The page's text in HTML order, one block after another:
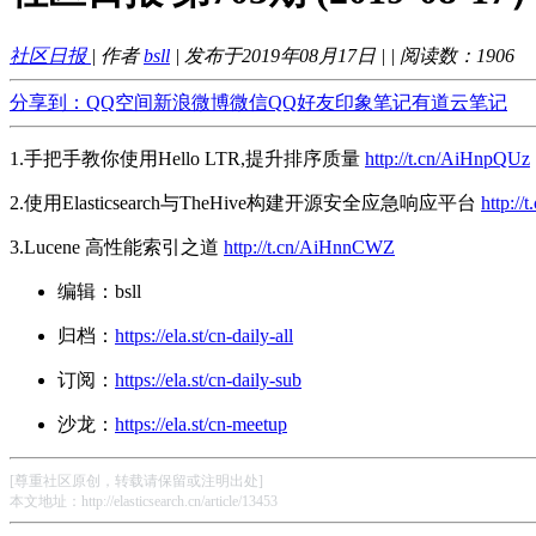
社区日报 | 作者bsll | 发布于2019年08月17日 | | 阅读数： 1906
分享到： QQ空间新浪微博微信QQ好友印象笔记有道云笔记
1.手把手教你使用Hello LTR,提升排序质量 http://t.cn/AiHnpQUz
2.使用Elasticsearch与TheHive构建开源安全应急响应平台 http://
3.Lucene 高性能索引之道 http://t.cn/AiHnnCWZ
编辑：bsll
归档： https://ela.st/cn-daily-all
订阅： https://ela.st/cn-daily-sub
沙龙： https://ela.st/cn-meetup
[尊重社区原创，转载请保留或注明出处]
本文地址：http://elasticsearch.cn/article/13453